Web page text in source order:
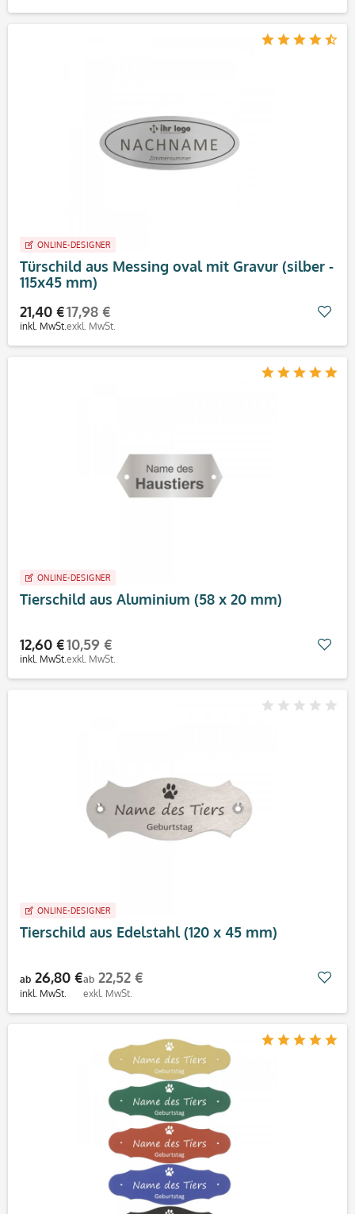
ONLINE-DESIGNER
Türschild aus Messing oval mit Gravur (silber -
115x45 mm)
21,40 €
inkl. MwSt.
17,98 €
exkl. MwSt.
ONLINE-DESIGNER
Tierschild aus Aluminium (58 x 20 mm)
12,60 €
inkl. MwSt.
10,59 €
exkl. MwSt.
ONLINE-DESIGNER
Tierschild aus Edelstahl (120 x 45 mm)
ab 26,80 €
inkl. MwSt.
ab 22,52 €
exkl. MwSt.